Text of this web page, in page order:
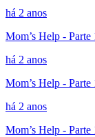
há 2 anos
Mom’s Help - Parte
há 2 anos
Mom’s Help - Parte
há 2 anos
Mom’s Help - Parte